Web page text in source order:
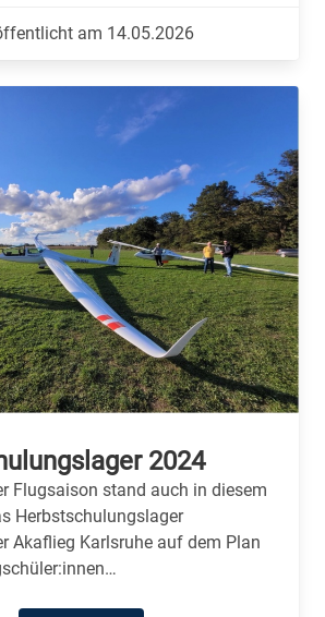
am 14.05.2026
2024
Flugsaison stand auch in diesem
Herbstschulungslager
Akaflieg Karlsruhe auf dem Plan